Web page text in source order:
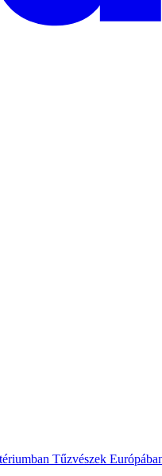
Tűzvészek